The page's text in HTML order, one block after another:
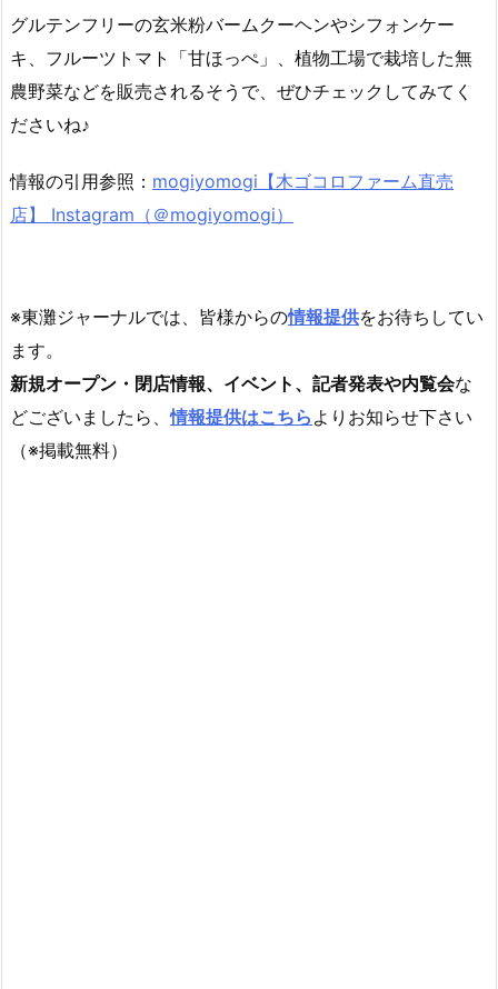
グルテンフリーの玄米粉バームクーヘンやシフォンケー
キ、フルーツトマト「甘ほっぺ」、植物工場で栽培した無
農野菜などを販売されるそうで、ぜひチェックしてみてく
ださいね♪
情報の引用参照： mogiyomogi【木ゴコロファーム直売
店】 Instagram（＠mogiyomogi）
※東灘ジャーナルでは、皆様からの情報提供をお待ちしてい
ます。
新規オープン・閉店情報、イベント、記者発表や内覧会な
どございましたら、情報提供はこちら よりお知らせ下さい
（※掲載無料）